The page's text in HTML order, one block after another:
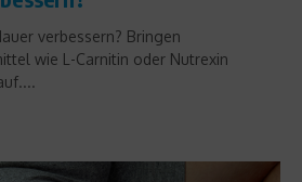
verbessern? Bringen
wie L-Carnitin oder Nutrexin